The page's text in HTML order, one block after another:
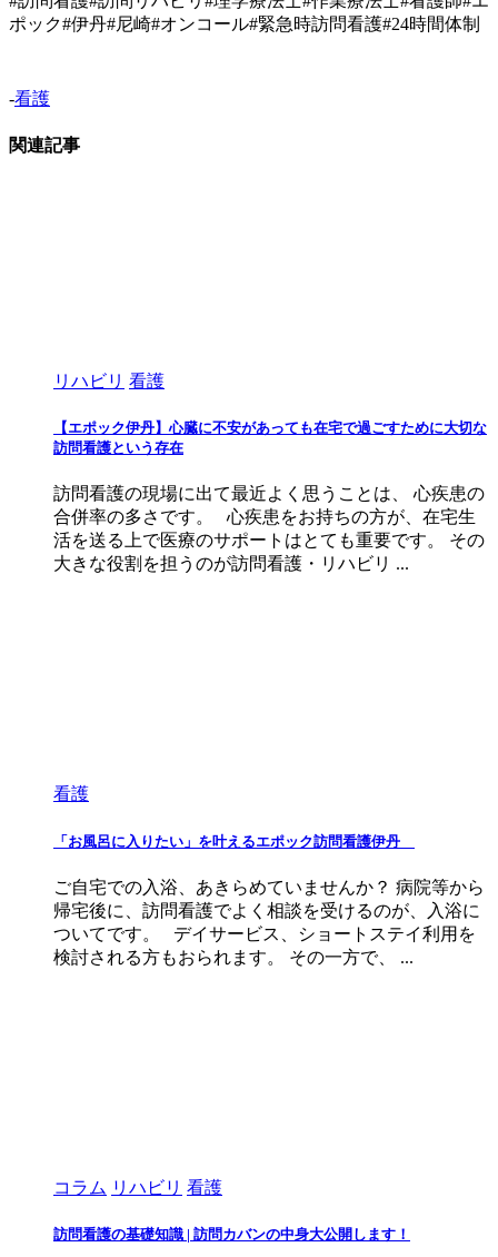
ポック#伊丹#尼崎#オンコール#緊急時訪問看護#24時間体制
-看護
関連記事
リハビリ 看護
【エポック伊丹】心臓に不安があっても在宅で過ごすために大切な
訪問看護という存在
訪問看護の現場に出て最近よく思うことは、 心疾患の
合併率の多さです。 心疾患をお持ちの方が、在宅生
活を送る上で医療のサポートはとても重要です。 その
大きな役割を担うのが訪問看護・リハビリ ...
看護
「お風呂に入りたい」を叶えるエポック訪問看護伊丹
ご自宅での入浴、あきらめていませんか？ 病院等から
帰宅後に、訪問看護でよく相談を受けるのが、入浴に
ついてです。 デイサービス、ショートステイ利用を
検討される方もおられます。 その一方で、 ...
コラム リハビリ 看護
訪問看護の基礎知識 | 訪問カバンの中身大公開します！